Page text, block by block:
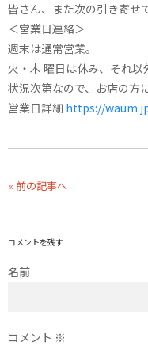
皆さん、また次の引き寄せ
＜営業日連絡＞
週末は通常営業。
火・木 曜日は休み、それ以
状況次第なので、お店の方
営業日詳細 https://
« 前の記事へ
コメントを残す
名前
コメント ※